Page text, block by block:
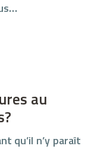
au
qu’il n’y paraît